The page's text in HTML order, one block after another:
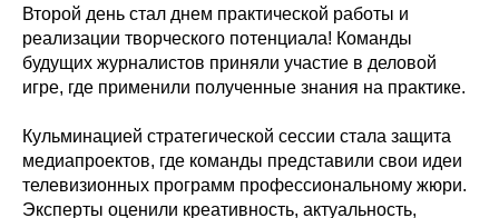
Второй день стал днем практической работы и
реализации творческого потенциала! Команды
будущих журналистов приняли участие в деловой
игре, где применили полученные знания на практике.
Кульминацией стратегической сессии стала защита
медиапроектов, где команды представили свои идеи
телевизионных программ профессиональному жюри.
Эксперты оценили креативность, актуальность,